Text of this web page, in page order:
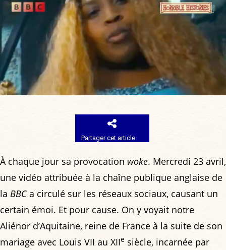
Partager cet article
À chaque jour sa provocation woke. Mercredi 23 avril,
une vidéo attribuée à la chaîne publique anglaise de
la BBCa circulé sur les réseaux sociaux, causant un
certain émoi. Et pour cause. On y voyait notre
Aliénor d’Aquitaine, reine de France à la suite de son
mariage avec Louis VII au XIIe siècle, incarnée par